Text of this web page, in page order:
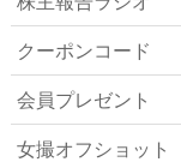
クーポンコード
会員プレゼント
女撮オフショット